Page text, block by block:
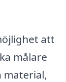
att
målare
material,